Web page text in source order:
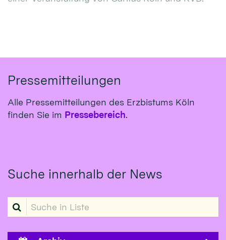
Pressemitteilungen
Alle Pressemitteilungen des Erzbistums Köln
finden Sie im Pressebereich.
Suche innerhalb der News
Suche in Liste